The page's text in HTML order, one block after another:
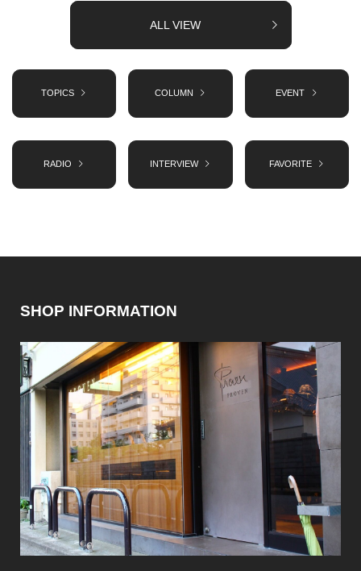
ALL VIEW
TOPICS COLUMN EVENT
RADIO INTERVIEW FAVORITE
SHOP INFORMATION